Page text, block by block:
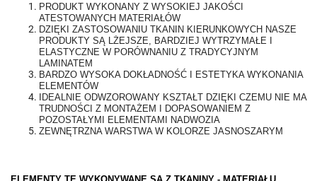
PRODUKT WYKONANY Z WYSOKIEJ JAKOŚCI
ATESTOWANYCH MATERIAŁÓW
DZIĘKI ZASTOSOWANIU TKANIN KIERUNKOWYCH NASZE
PRODUKTY SĄ LŻEJSZE, BARDZIEJ WYTRZYMAŁE I
ELASTYCZNE W PORÓWNANIU Z TRADYCYJNYM
LAMINATEM
BARDZO WYSOKA DOKŁADNOŚĆ I ESTETYKA WYKONANIA
ELEMENTÓW
IDEALNIE ODWZOROWANY KSZTAŁT DZIĘKI CZEMU NIE MA
TRUDNOŚCI Z MONTAŻEM I DOPASOWANIEM Z
POZOSTAŁYMI ELEMENTAMI NADWOZIA
ZEWNĘTRZNA WARSTWA W KOLORZE JASNOSZARYM